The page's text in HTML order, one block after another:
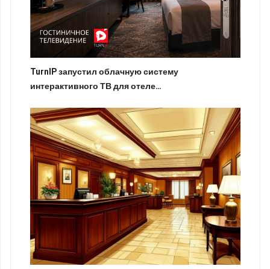
TurnIP запустил облачную систему
интерактивного ТВ для отеле…